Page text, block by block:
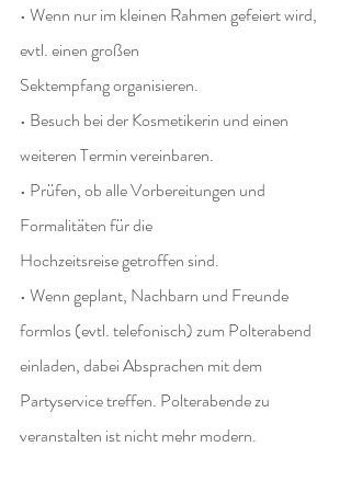
• Wenn nur im kleinen Rahmen gefeiert wird,
evtl. einen großen
Sektempfang organisieren.
• Besuch bei der Kosmetikerin und einen
weiteren Termin vereinbaren.
• Prüfen, ob alle Vorbereitungen und
Formalitäten für die
Hochzeitsreise getroffen sind.
• Wenn geplant, Nachbarn und Freunde
formlos (evtl. telefonisch) zum Polterabend
einladen, dabei Absprachen mit dem
Partyservice treffen. Polterabende zu
veranstalten ist nicht mehr modern.